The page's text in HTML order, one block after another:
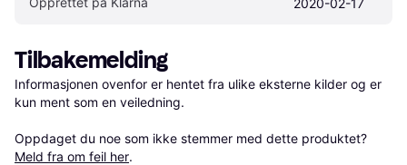
Tilbakemelding
Informasjonen ovenfor er hentet fra ulike eksterne kilder og er
kun ment som en veiledning.
Oppdaget du noe som ikke stemmer med dette produktet?
Meld fra om feil her.